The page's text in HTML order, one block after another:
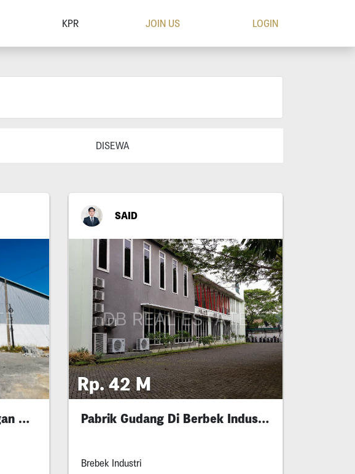
KPR JOIN US LOGIN
DISEWA
Gudang Baru Di Pergudangan Bumi Maspion
SAID
Rp. 42 M
Pabrik Gudang Di Berbek Industri
Brebek Industri